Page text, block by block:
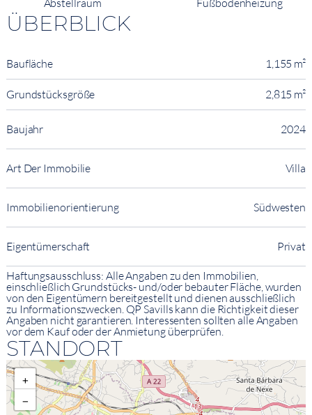
Abstellraum Fußbodenheizung
ÜBERBLICK
Baufläche 1,155 m²
Grundstücksgröße 2,815 m²
Baujahr 2024
Art Der Immobilie Villa
Immobilienorientierung Südwesten
Eigentümerschaft Privat
Haftungsausschluss: Alle Angaben zu den Immobilien,
einschließlich Grundstücks- und/oder bebauter Fläche, wurden
von den Eigentümern bereitgestellt und dienen ausschließlich
zu Informationszwecken. QP Savills kann die Richtigkeit dieser
Angaben nicht garantieren. Interessenten sollten alle Angaben
vor dem Kauf oder der Anmietung überprüfen.
STANDORT
+
−